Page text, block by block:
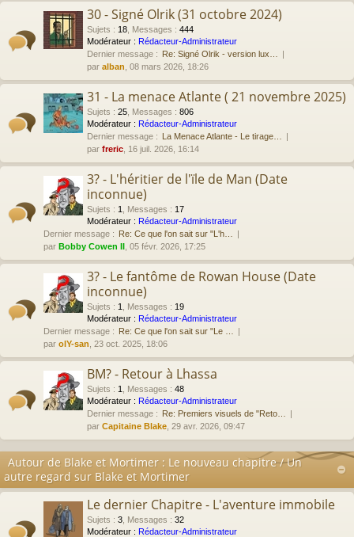
30 - Signé Olrik (31 octobre 2024)
Sujets : 18 Messages : 444
Modérateur : Rédacteur-Administrateur
Dernier message : Re: Signé Olrik - version lux…
par alban , 08 mars 2026, 18:26
31 - La menace Atlante ( 21 novembre 2025)
Sujets : 25 Messages : 806
Modérateur : Rédacteur-Administrateur
Dernier message : La Menace Atlante - Le tirage…
par freric , 16 juil. 2026, 16:14
3? - L'héritier de l'ïle de Man (Date
inconnue)
Sujets : 1 Messages : 17
Modérateur : Rédacteur-Administrateur
Dernier message : Re: Ce que l'on sait sur "L'h…
par Bobby Cowen II , 05 févr. 2026, 17:25
3? - Le fantôme de Rowan House (Date
inconnue)
Sujets : 1 Messages : 19
Modérateur : Rédacteur-Administrateur
Dernier message : Re: Ce que l'on sait sur "Le …
par olY-san , 23 oct. 2025, 18:06
BM? - Retour à Lhassa
Sujets : 1 Messages : 48
Modérateur : Rédacteur-Administrateur
Dernier message : Re: Premiers visuels de "Reto…
par Capitaine Blake , 29 avr. 2026, 09:47
Autour de Blake et Mortimer : Le nouveau chapitre / Un
autre regard sur Blake et Mortimer
Le dernier Chapitre - L'aventure immobile
Sujets : 3 Messages : 32
Modérateur : Rédacteur-Administrateur